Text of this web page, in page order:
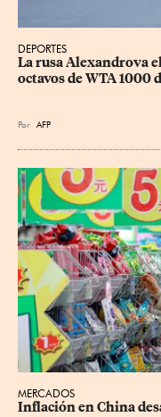
DEPORTES
La rusa Alexandrova
octavos de WTA 1000
Por AFP
MERCADOS
Inflación en China